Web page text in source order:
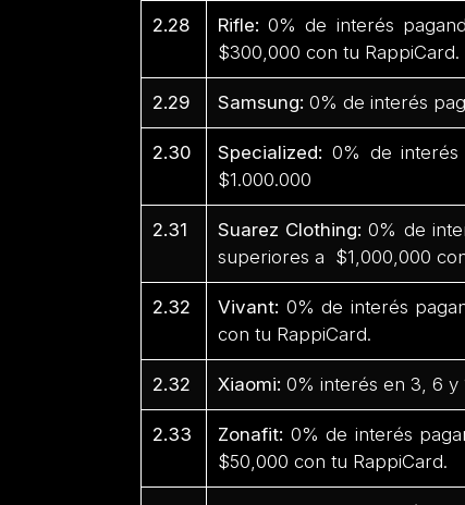
2.28 Rifle:0% de interés
$300,000 con tu RappiCard.
2.29 Samsung:0% de interés
2.30 Specialized: 0% de
$1.000.000
2.31 Suarez Clothing:0% de
superiores a $1,000,000
2.32 Vivant: 0% de interés
con tu RappiCard.
2.32 Xiaomi:0% interés en 3, 6 y
2.33 Zonafit: 0% de interés
$50,000 con tu RappiCard.